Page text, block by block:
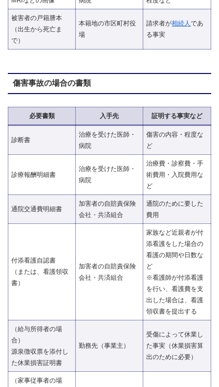
被害者の戸籍謄本
（出生から死亡ま
で）
本籍地の市区町村役
場
請求者が相続人であ
る事実
傷害事故の場合の書類
必要書類 入手先 証明する事実など
診断書
治療を受けた医師・
病院
傷害の内容・程度な
ど
診療報酬明細書
治療を受けた医師・
病院
治療費・診察費・手
術費用・入院費用な
ど
通院交通費明細書
加害者の自賠責保険
会社・共済組合
通院のために要した
費用
付添看護自認書
（または、看護領収
書）
加害者の自賠責保険
会社・共済組合
家族など近親者が付
添看護をした場合の
看護の期間や日数な
ど
※看護師が付添看護
を行い、看護費を支
出した場合は、看護
領収書を提出する
（給与所得者の場
合）
源泉徴収票を添付し
た休業損害証明書
勤務先（事業主）
受傷によって休業し
た事実（休業損害算
出のために必要）
（家事従事者の場